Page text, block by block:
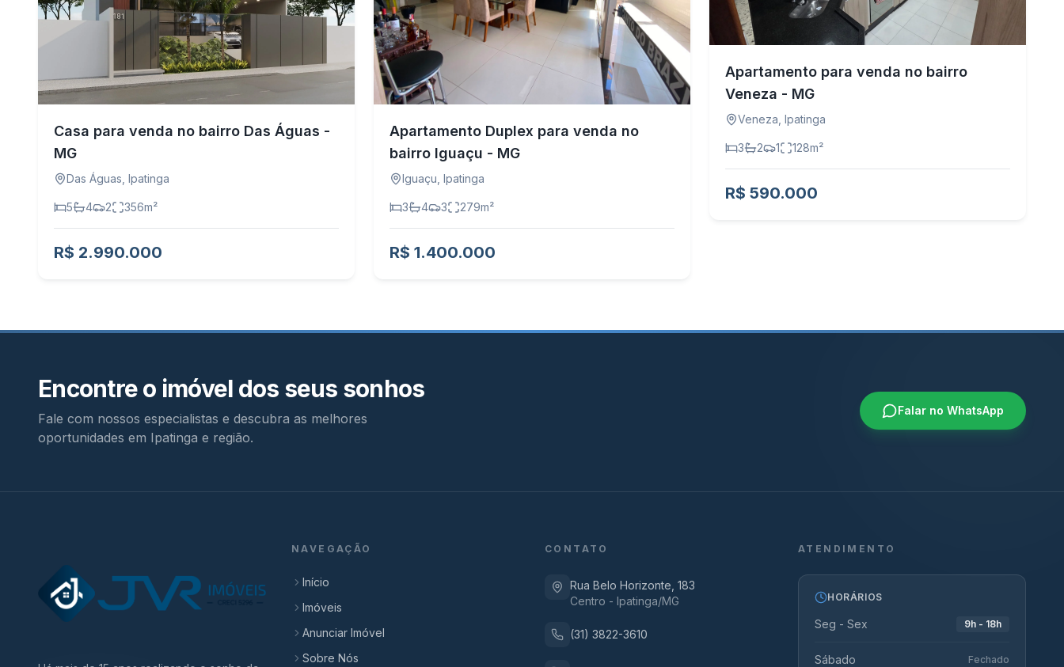
Casa para venda no bairro Das Águas -
MG
Das Águas Ipatinga
5 4 2 356m²
R$ 2.990.000
Apartamento Duplex para venda no
bairro Iguaçu - MG
Iguaçu Ipatinga
3 4 3 279m²
R$ 1.400.000
Apartamento para venda no bairro
Veneza - MG
Veneza Ipatinga
3 2 1 128m²
R$ 590.000
Encontre o imóvel dos seus sonhos
Fale com nossos especialistas e descubra as melhores
oportunidades em Ipatinga e região.
Falar no WhatsApp
NAVEGAÇÃO
Início
Imóveis
Anunciar Imóvel
Sobre Nós
CONTATO
Rua Belo Horizonte, 183
Centro - Ipatinga/MG
(31) 3822-3610
ATENDIMENTO
HORÁRIOS
Seg - Sex 9h - 18h
Sábado Fechado